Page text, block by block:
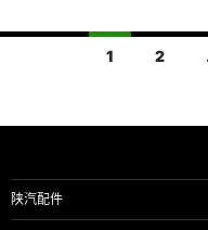
导
1 2
陕汽配件